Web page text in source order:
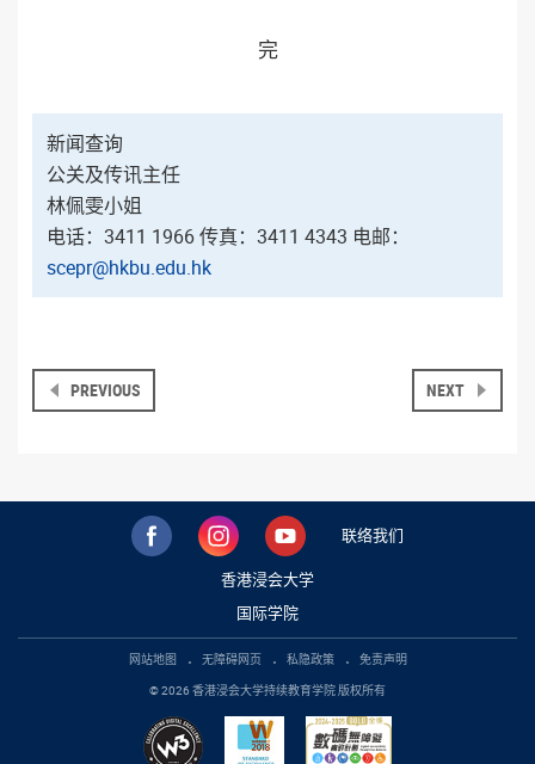
完
新闻查询
公关及传讯主任
林佩雯小姐
电话：3411 1966 传真：3411 4343 电邮：
scepr@hkbu.edu.hk
PREVIOUS NEXT
联络我们
香港浸会大学
国际学院
网站地图 无障碍网页 私隐政策
免责声明
© 2026 香港浸会大学持续教育学院 版权所有